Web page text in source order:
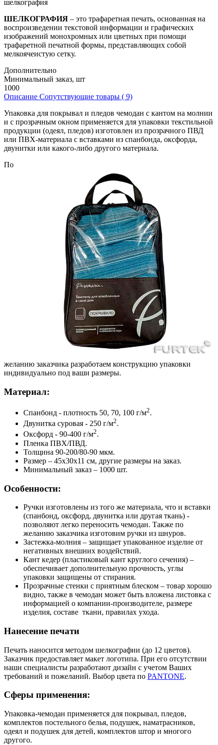
шелкография
ШЕЛКОГРАФИЯ – это трафаретная печать, основанная на
воспроизведении текстовой информации и графических
изображений монохромных или цветных при помощи
трафаретной печатной формы, представляющих собой
мелкоячеистую сетку.
Дополнительно
Минимальный заказ, шт
1000
Описание Сопутствующие товары ( 9)
Упаковка для покрывал и пледов чемодан с кантом на молнии
и с прозрачным окном применяется для упаковки текстильной
продукции (одеял, пледов) изготовлен из прозрачного ПВД
или ПВХ-материала с вставками из спанбонда, оксфорда,
двунитки или какого-либо другого материала.
По
желанию заказчика разработаем конструкцию упаковки
индивидуально под ваши размеры.
Материал:
Спанбонд - плотность 50, 70, 100 г/м2.
Двунитка суровая - 250 г/м2.
Оксфорд - 90-400 г/м2.
Пленка ПВХ/ПВД.
Толщина 90-200/80-90 мкм.
Размер – 45х30х11 см, другие размеры на заказ.
Минимальный заказ – 1000 шт.
Особенности:
Ручки изготовлены из того же материала, что и вставки
(спанбонд, оксфорд, двунитка или другая ткань) -
позволяют легко переносить чемодан. Также по
желанию заказчика изготовим ручки из шнуров.
Застежка-молния – защищает упакованное изделие от
негативных внешних воздействий.
Кант кедер (пластиковый кант круглого сечения) –
обеспечивает дополнительную прочность, углы
упаковки защищены от стирания.
Прозрачные стенки с приятным блеском – товар хорошо
видно, также в чемодан может быть вложена листовка с
информацией о компании-производителе, размере
изделия, составе ткани, правилах ухода.
Нанесение печати
Печать наносится методом шелкографии (до 12 цветов).
Заказчик предоставляет макет логотипа. При его отсутствии
наши специалисты разработают дизайн с учетом Ваших
требований и пожеланий. Выбор цвета по PANTONE.
Сферы применения:
Упаковка-чемодан применяется для покрывал, пледов,
комплектов постельного белья, подушек, наматрасников,
одеял и подушек для детей, комплектов штор и многого
другого.